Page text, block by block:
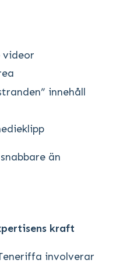
videor
innehåll
än
kraft
involverar